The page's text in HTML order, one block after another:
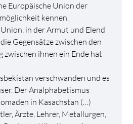
Europäische Union der
kennen.
in der Armut und Elend
Gegensätze zwischen den
zwischen ihnen ein Ende hat
verschwanden und es
Der Analphabetismus
in Kasachstan (…)
Ärzte, Lehrer, Metallurgen,